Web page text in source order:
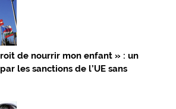
de nourrir mon enfant » : un
les sanctions de l’UE sans